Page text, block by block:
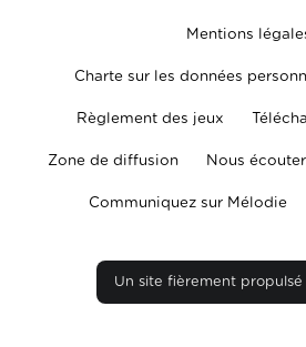
Mentions
Charte sur les données
Règlement des jeux
Zone de diffusion Nous écouter
Communiquez sur Mélodie
Un site fièrement propulsé